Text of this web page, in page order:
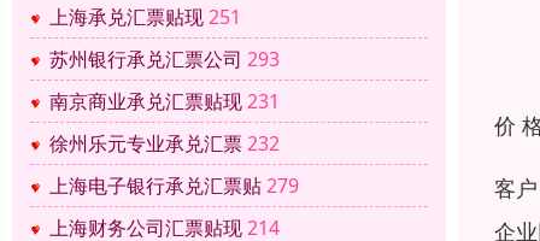
上海承兑汇票贴现251
苏州银行承兑汇票公司 293
南京商业承兑汇票贴现231
徐州乐元专业承兑汇票232
上海电子银行承兑汇票贴279
上海财务公司汇票贴现214
价
客
企